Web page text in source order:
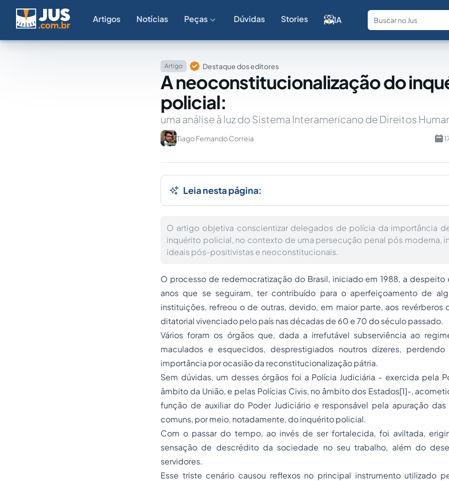
Artigos Notícias Peças Dúvidas Stories IA
Fale com
Artigo Destaque dos editores
A neoconstitucionalização do
policial:
uma análise à luz do Sistema Interamericano de Direitos
Tiago Fernando Correia
Leia nesta página:
O artigo objetiva conscientizar delegados de polícia da importância
inquérito policial, no contexto de uma persecução penal pós moderna,
ideais pós-positivistas e neoconstitucionais.
O processo de redemocratização do Brasil, iniciado em 1988, a
anos que se seguiram, ter contribuído para o aperfeiçoamento de
instituições, refreou o de outras, devido, em maior parte, aos revérberos
ditatorial vivenciado pelo país nas décadas de 60 e 70 do século passado.
Vários foram os órgãos que, dada a irrefutável subserviência ao
maculados e esquecidos, desprestigiados noutros dizeres,
importância por ocasião da reconstitucionalização pátria.
Sem dúvidas, um desses órgãos foi a Polícia Judiciária - exercida pela
âmbito da União, e pelas Polícias Civis, no âmbito dos Estados[1]-,
função de auxiliar do Poder Judiciário e responsável pela apuração das
comuns, por meio, notadamente, do inquérito policial.
Com o passar do tempo, ao invés de ser fortalecida, foi aviltada,
sensação de descrédito da sociedade no seu trabalho, além do
servidores.
Esse triste cenário causou reflexos no principal instrumento utilizado